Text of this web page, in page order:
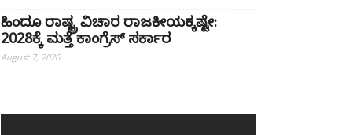
ಹಿಂದೂ ರಾಷ್ಟ್ರ ವಿಚಾರ ರಾಜಕೀಯಕ್ಕಷ್ಟೇ:
2028ಕ್ಕೆ ಮತ್ತೆ ಕಾಂಗ್ರೆಸ್ ಸರ್ಕಾರ
August 7, 2026